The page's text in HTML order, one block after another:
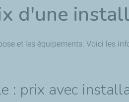
d'une
et les équipements. Voici les
: prix avec